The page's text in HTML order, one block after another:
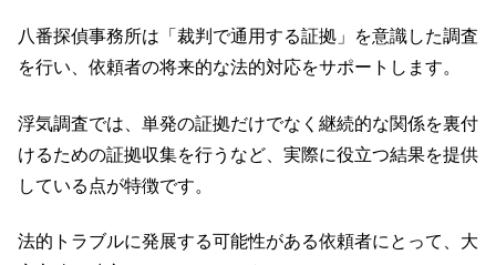
八番探偵事務所は「裁判で通用する証拠」を意識した調査
を行い、依頼者の将来的な法的対応をサポートします。
浮気調査では、単発の証拠だけでなく継続的な関係を裏付
けるための証拠収集を行うなど、実際に役立つ結果を提供
している点が特徴です。
法的トラブルに発展する可能性がある依頼者にとって、大